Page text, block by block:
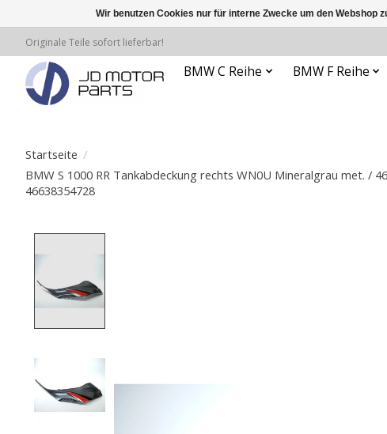
Originale Teile sofort lieferbar!
BMW C Reihe BMW F Reihe
Startseite /
BMW S 1000 RR Tankabdeckung rechts WN0U Mineralgrau met. /
46638354728
Wir benutzen Cookies nur für interne Zwecke um den Webshop